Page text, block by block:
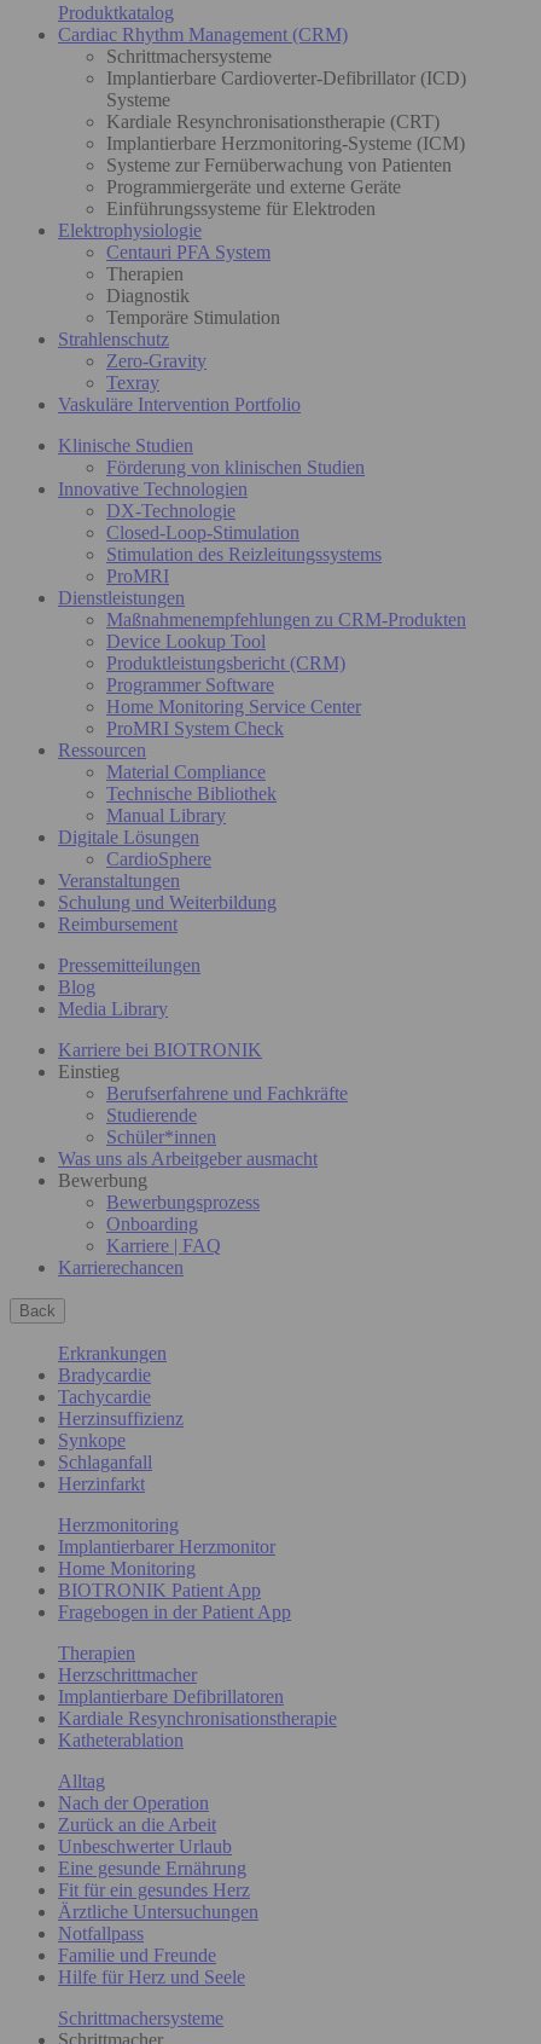
Produktkatalog
Cardiac Rhythm Management (CRM)
Schrittmachersysteme
Implantierbare Cardioverter-Defibrillator (ICD)
Systeme
Kardiale Resynchronisationstherapie (CRT)
Implantierbare Herzmonitoring-Systeme (ICM)
Systeme zur Fernüberwachung von Patienten
Programmiergeräte und externe Geräte
Einführungssysteme für Elektroden
Elektrophysiologie
Centauri PFA System
Therapien
Diagnostik
Temporäre Stimulation
Strahlenschutz
Zero-Gravity
Texray
Vaskuläre Intervention Portfolio
Klinische Studien
Förderung von klinischen Studien
Innovative Technologien
DX-Technologie
Closed-Loop-Stimulation
Stimulation des Reizleitungssystems
ProMRI
Dienstleistungen
Maßnahmenempfehlungen zu CRM-Produkten
Device Lookup Tool
Produktleistungsbericht (CRM)
Programmer Software
Home Monitoring Service Center
ProMRI System Check
Ressourcen
Material Compliance
Technische Bibliothek
Manual Library
Digitale Lösungen
CardioSphere
Veranstaltungen
Schulung und Weiterbildung
Reimbursement
Pressemitteilungen
Blog
Media Library
Karriere bei BIOTRONIK
Einstieg
Berufserfahrene und Fachkräfte
Studierende
Schüler*innen
Was uns als Arbeitgeber ausmacht
Bewerbung
Bewerbungsprozess
Onboarding
Karriere | FAQ
Karrierechancen
Back
Erkrankungen
Bradycardie
Tachycardie
Herzinsuffizienz
Synkope
Schlaganfall
Herzinfarkt
Herzmonitoring
Implantierbarer Herzmonitor
Home Monitoring
BIOTRONIK Patient App
Fragebogen in der Patient App
Therapien
Herzschrittmacher
Implantierbare Defibrillatoren
Kardiale Resynchronisationstherapie
Katheterablation
Alltag
Nach der Operation
Zurück an die Arbeit
Unbeschwerter Urlaub
Eine gesunde Ernährung
Fit für ein gesundes Herz
Ärztliche Untersuchungen
Notfallpass
Familie und Freunde
Hilfe für Herz und Seele
Schrittmachersysteme
Schrittmacher